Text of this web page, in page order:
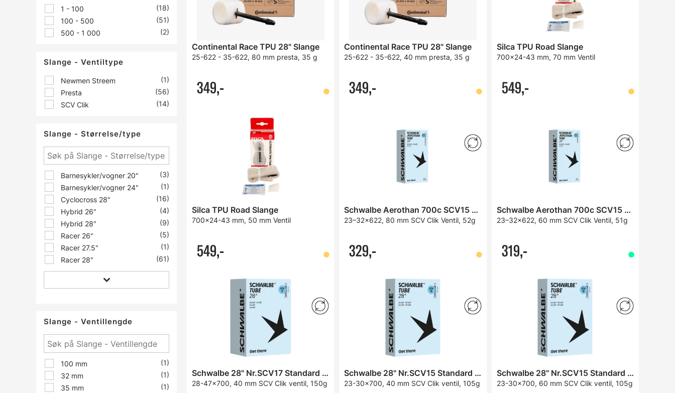
1 - 100
(18)
100 - 500
(51)
500 - 1 000
(2)
Slange - Ventiltype
Newmen Streem
(1)
Presta
(56)
SCV Clik
(14)
Slange - Størrelse/type
Barnesykler/vogner 20"
(3)
Barnesykler/vogner 24"
(1)
Cyclocross 28"
(16)
Hybrid 26"
(4)
Hybrid 28"
(9)
Racer 26"
(5)
Racer 27.5"
(1)
Racer 28"
(61)
Slange - Ventillengde
100 mm
(1)
32 mm
(1)
35 mm
(1)
Continental Race TPU 28" Slange
25-622 - 35-622, 80 mm presta, 35 g
349,-
Continental Race TPU 28" Slange
25-622 - 35-622, 40 mm presta, 35 g
349,-
Silca TPU Road Slange
700x24-43 mm, 70 mm Ventil
549,-
Silca TPU Road Slange
700x24-43 mm, 50 mm Ventil
549,-
Schwalbe Aerothan 700c SCV15 Slange
23–32x622, 80 mm SCV Clik Ventil, 52g
329,-
Schwalbe Aerothan 700c SCV15 Slange
23–32x622, 60 mm SCV Clik Ventil, 51g
319,-
Schwalbe 28" Nr.SCV17 Standard Slange
28-47x700, 40 mm SCV Clik ventil, 150g
Schwalbe 28" Nr.SCV15 Standard Slange
23-30x700, 40 mm SCV Clik ventil, 105g
Schwalbe 28" Nr.SCV15 Standard Slange
23-30x700, 60 mm SCV Clik ventil, 105g